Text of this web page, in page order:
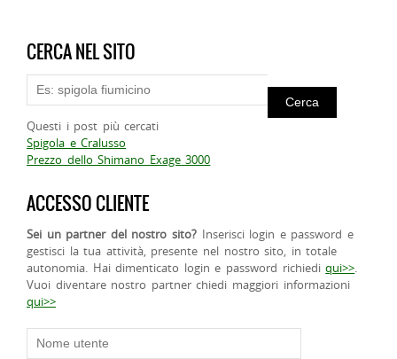
CERCA NEL SITO
Questi i post più cercati
Spigola e Cralusso
Prezzo dello Shimano Exage 3000
ACCESSO CLIENTE
Sei un partner del nostro sito? Inserisci login e password e
gestisci la tua attività, presente nel nostro sito, in totale
autonomia. Hai dimenticato login e password richiediqui>>.
Vuoi diventare nostro partner chiedi maggiori informazioni
qui>>